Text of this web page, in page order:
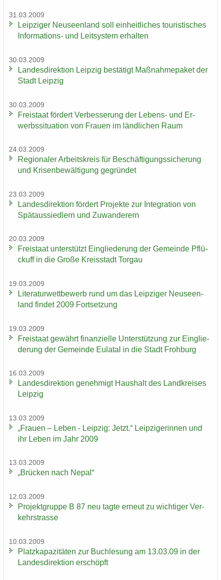
31.03.2009
Leip­zi­ger Neu­seen­land soll ein­heit­li­ches tou­ris­ti­sches
Informations-​ und Leit­sys­tem er­hal­ten
30.03.2009
Lan­des­di­rek­ti­on Leip­zig be­stä­tigt Maß­nah­me­pa­ket der
Stadt Leip­zig
30.03.2009
Frei­staat för­dert Ver­bes­se­rung der Lebens-​ und Er­
werbs­si­tua­ti­on von Frau­en im länd­li­chen Raum
24.03.2009
Re­gio­na­ler Ar­beits­kreis für Be­schäf­ti­gungs­si­che­rung
und Kri­sen­be­wäl­ti­gung ge­grün­det
23.03.2009
Lan­des­di­rek­ti­on för­dert Pro­jek­te zur In­te­gra­ti­on von
Spät­aus­sied­lern und Zu­wan­de­rern
20.03.2009
Frei­staat un­ter­stützt Ein­glie­de­rung der Ge­mein­de Pflü­
ckuff in die Große Kreis­stadt Tor­gau
19.03.2009
Li­te­ra­tur­wett­be­werb rund um das Leip­zi­ger Neu­seen­
land fin­det 2009 Fort­set­zung
19.03.2009
Frei­staat ge­währt fi­nan­zi­el­le Un­ter­stüt­zung zur Ein­glie­
de­rung der Ge­mein­de Eu­la­tal in die Stadt Froh­burg
16.03.2009
Lan­des­di­rek­ti­on ge­neh­migt Haus­halt des Land­krei­ses
Leip­zig
13.03.2009
„Frau­en – Leben - Leip­zig: Jetzt.“ Leip­zi­ge­rin­nen und
ihr Leben im Jahr 2009
13.03.2009
„Brü­cken nach Nepal“
12.03.2009
Pro­jekt­grup­pe B 87 neu tagte er­neut zu wich­ti­ger Ver­
kehrs­tras­se
10.03.2009
Platz­ka­pa­zi­tä­ten zur Buch­le­sung am 13.03.09 in der
Lan­des­di­rek­ti­on er­schöpft